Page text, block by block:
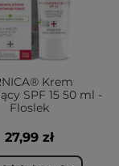
Krem
SPF 15 50 ml -
Floslek
27,99 zł